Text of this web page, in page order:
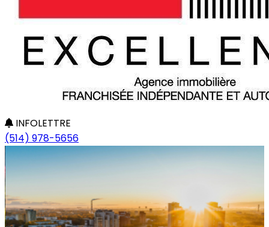
INFOLETTRE
(514) 978-5656